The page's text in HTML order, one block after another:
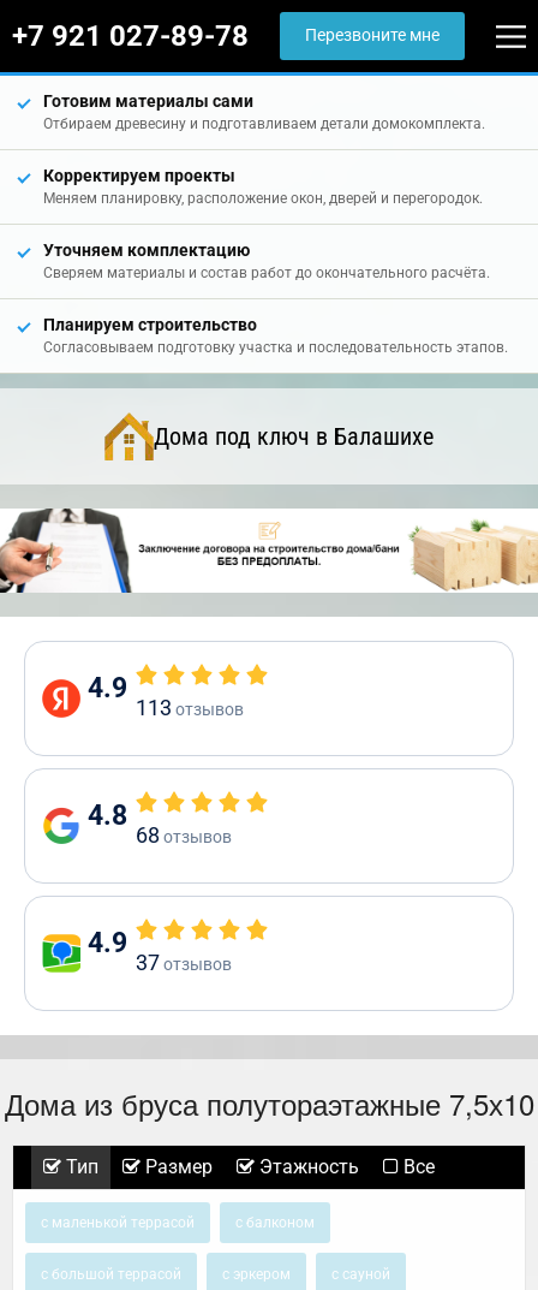
+7 921 027-89-78 Перезвоните мне
Готовим материалы сами
Отбираем древесину и подготавливаем детали домокомплекта.
Корректируем проекты
Меняем планировку, расположение окон, дверей и перегородок.
Уточняем комплектацию
Сверяем материалы и состав работ до окончательного расчёта.
Планируем строительство
Согласовываем подготовку участка и последовательность этапов.
Дома под ключ в Балашихе
4.9
113 отзывов
4.8
68 отзывов
4.9
37отзывов
Дома из бруса полутораэтажные 7,5х10
Тип Размер Этажность Все
с маленькой террасой с балконом
с большой террасой с эркером с сауной